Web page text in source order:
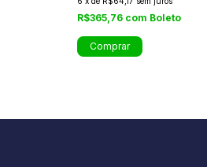
R$365,76 com Boleto